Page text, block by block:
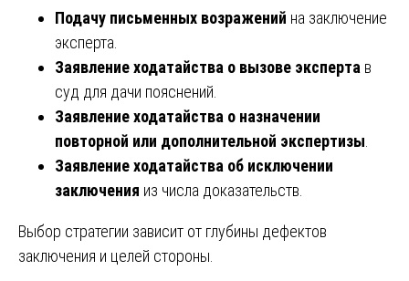
Подачу письменных возражений на заключение
эксперта.
Заявление ходатайства о вызове эксперта в
суд для дачи пояснений.
Заявление ходатайства о назначении
повторной или дополнительной экспертизы
Заявление ходатайства об исключении
заключения из числа доказательств.
Выбор стратегии зависит от глубины дефектов
заключения и целей стороны.